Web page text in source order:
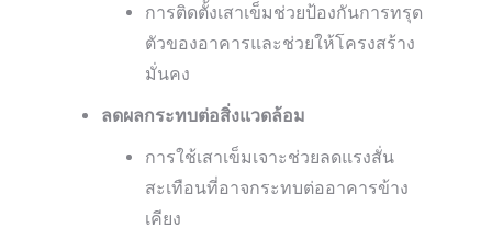
การติดตั้งเสาเข็มช่วยป้องกันการทรุด
ตัวของอาคารและช่วยให้โครงสร้าง
มั่นคง
ลดผลกระทบต่อสิ่งแวดล้อม
การใช้เสาเข็มเจาะช่วยลดแรงสั่น
สะเทือนที่อาจกระทบต่ออาคารข้าง
เคียง